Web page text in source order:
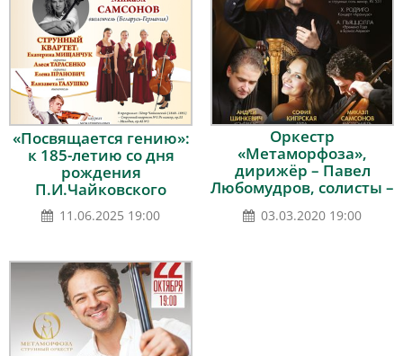
«Посвящается гению»:
к 185-летию со дня
рождения
П.И.Чайковского
11.06.2025 19:00
Оркестр
«Метаморфоза»,
дирижёр – Павел
Любомудров, солисты –
Микаэл Самсонов,
София Кипрская,
03.03.2020 19:00